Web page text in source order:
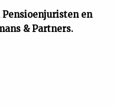
en
& Partners.